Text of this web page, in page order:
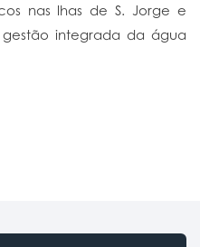
nas lhas de S. Jorge e
integrada da água